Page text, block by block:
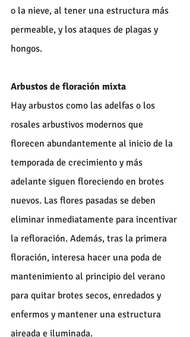
o la nieve, al tener una estructura más
permeable, y los ataques de plagas y
hongos.
Arbustos de floración mixta
Hay arbustos como las adelfas o los
rosales arbustivos modernos que
florecen abundantemente al inicio de la
temporada de crecimiento y más
adelante siguen floreciendo en brotes
nuevos. Las flores pasadas se deben
eliminar inmediatamente para incentivar
la refloración. Además, tras la primera
floración, interesa hacer una poda de
mantenimiento al principio del verano
para quitar brotes secos, enredados y
enfermos y mantener una estructura
aireada e iluminada.